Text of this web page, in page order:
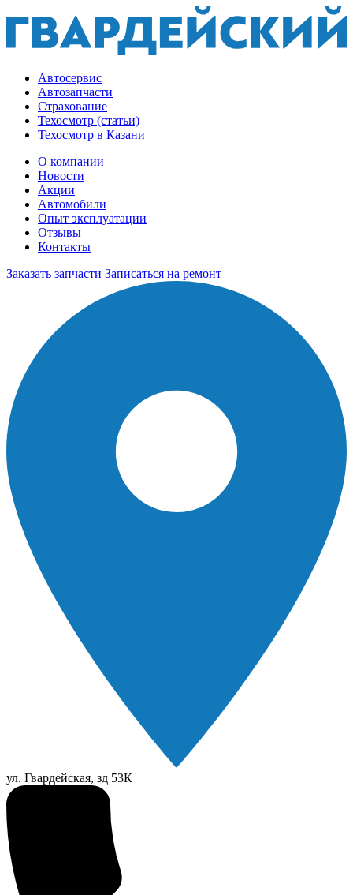
Автосервис
Автозапчасти
Страхование
Техосмотр (статьи)
Техосмотр в Казани
О компании
Новости
Акции
Автомобили
Опыт эксплуатации
Отзывы
Контакты
Заказать запчасти Записаться на ремонт
ул. Гвардейская, зд 53К